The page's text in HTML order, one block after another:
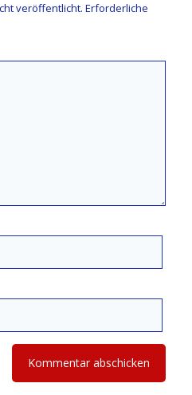
veröffentlicht. Erforderliche